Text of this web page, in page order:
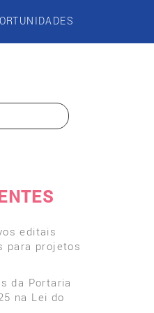
editais
para projetos
da Portaria
na Lei do